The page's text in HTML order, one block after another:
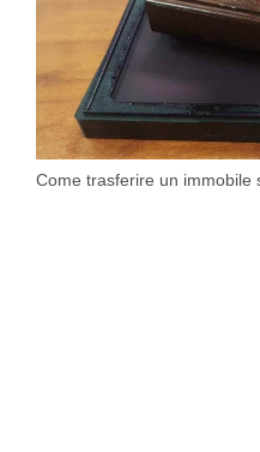
Come trasferire un immobile